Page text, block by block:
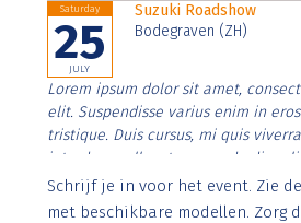
Saturday
25
JULY
Suzuki Roadshow
Bodegraven (ZH)
Lorem ipsum dolor sit amet,
elit. Suspendisse varius enim in
tristique. Duis cursus, mi quis
interdum nulla, ut commodo diam
Aenean faucibus nibh et justo
imperdiet. Nunc ut sem vitae risus
Schrijf je in voor het event. Zie
met beschikbare modellen. Zorg